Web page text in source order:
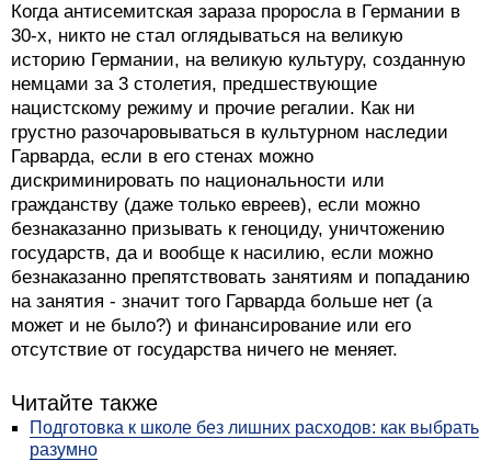
Когда антисемитская зараза проросла в Германии в
30-х, никто не стал оглядываться на великую
историю Германии, на великую культуру, созданную
немцами за 3 столетия, предшествующие
нацистскому режиму и прочие регалии. Как ни
грустно разочаровываться в культурном наследии
Гарварда, если в его стенах можно
дискриминировать по национальности или
гражданству (даже только евреев), если можно
безнаказанно призывать к геноциду, уничтожению
государств, да и вообще к насилию, если можно
безнаказанно препятствовать занятиям и попаданию
на занятия - значит того Гарварда больше нет (а
может и не было?) и финансирование или его
отсутствие от государства ничего не меняет.
Читайте также
Подготовка к школе без лишних расходов: как выбрать
разумно